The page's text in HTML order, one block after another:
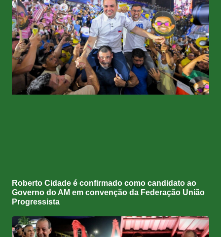
Roberto Cidade é confirmado como candidato ao
Governo do AM em convenção da Federação União
Progressista